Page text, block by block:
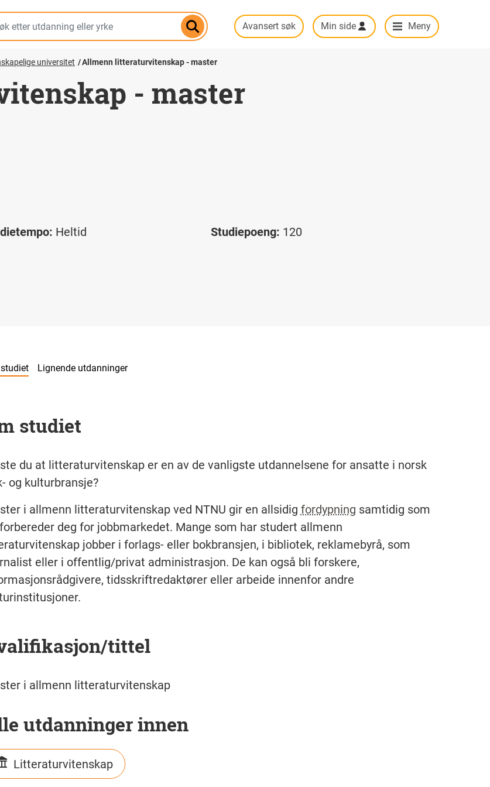
hovedinnhold
Avansert søk Min side Meny
universitet Allmenn litteraturvitenskap - master
- master
Heltid Studiepoeng: 120
Lignende utdanninger
studiet
du at litteraturvitenskap er en av de vanligste utdannelsene for ansatte i norsk
og kulturbransje?
i allmenn litteraturvitenskap ved NTNU gir en allsidig fordypning samtidig som
deg for jobbmarkedet. Mange som har studert allmenn
jobber i forlags- eller bokbransjen, i bibliotek, reklamebyrå, som
eller i offentlig/privat administrasjon. De kan også bli forskere,
tidsskriftredaktører eller arbeide innenfor andre
tittel
i allmenn litteraturvitenskap
utdanninger innen
Litteraturvitenskap